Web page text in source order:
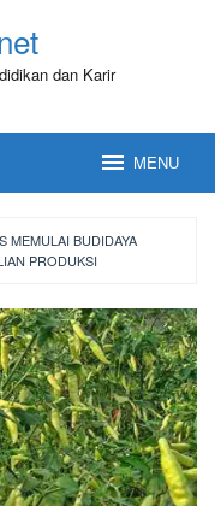
dan Karir
MENU
MEMULAI BUDIDAYA
PRODUKSI